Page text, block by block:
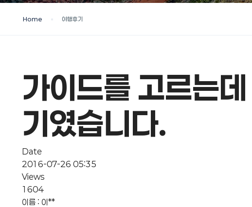
Home 여행후기
가이드를 고르는
기였습니다.
Date
2016-07-26 05:35
Views
1604
이름 : 이**